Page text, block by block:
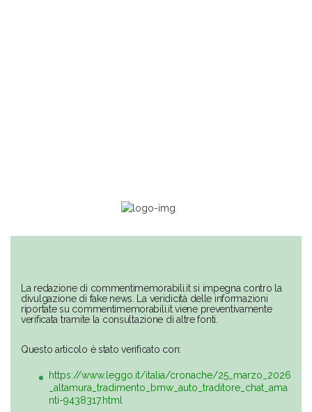
La redazione di commentimemorabili.it si impegna contro la
divulgazione di fake news. La veridicità delle informazioni
riportate su commentimemorabili.it viene preventivamente
verificata tramite la consultazione di altre fonti.
Questo articolo è stato verificato con:
https://www.leggo.it/italia/cronache/25_marzo_2026
_altamura_tradimento_bmw_auto_traditore_chat_ama
nti-9438317.html